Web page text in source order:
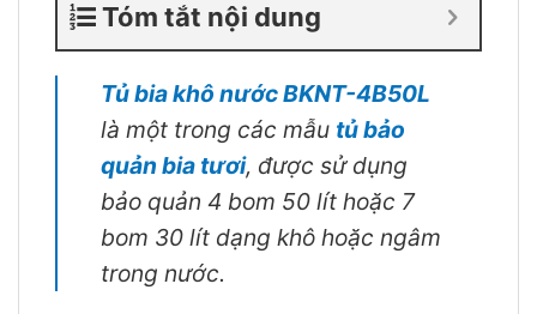
Tóm tắt nội dung
Tủ bia khô nước BKNT-4B50L
là một trong các mẫu tủ bảo
quản bia tươi, được sử dụng
bảo quản 4 bom 50 lít hoặc 7
bom 30 lít dạng khô hoặc ngâm
trong nước.